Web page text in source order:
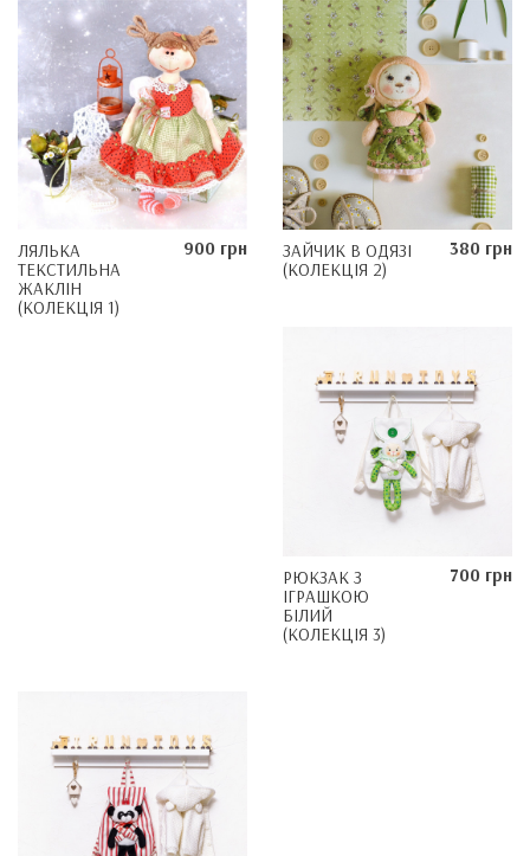
ЛЯЛЬКА
ТЕКСТИЛЬНА
ЖАКЛІН
(КОЛЕКЦІЯ 1)
900 грн
ЗАЙЧИК В ОДЯЗІ
(КОЛЕКЦІЯ 2)
380 грн
РЮКЗАК З
ІГРАШКОЮ
БІЛИЙ
(КОЛЕКЦІЯ 3)
700 грн